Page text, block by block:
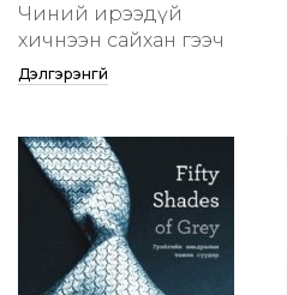
Чиний ирээдүй
хичнээн сайхан гээч
Дэлгэрэнгүй